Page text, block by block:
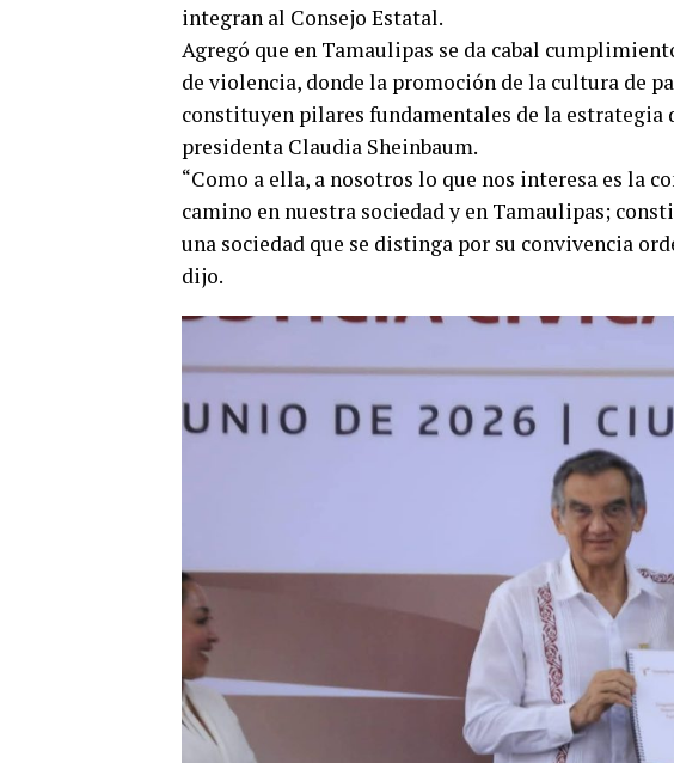
integran al Consejo Estatal.
Agregó que en Tamaulipas se da cabal
de violencia, donde la promoción de la cultura de
constituyen pilares fundamentales de la
presidenta Claudia Sheinbaum.
“Como a ella, a nosotros lo que nos interesa es la
camino en nuestra sociedad y en Tamaulipas;
una sociedad que se distinga por su convivencia
dijo.